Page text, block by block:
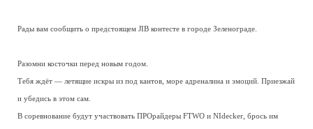
Рады вам сообщить о предстоящем JIB контесте в городе Зеленограде.
Разомни косточки перед новым годом.
Тебя ждёт — летящие искры из под кантов, море адреналина и эмоций. Приезжай
и убедись в этом сам.
В соревнование будут участвовать ПРОрайдеры FTWO и NIdecker, брось им